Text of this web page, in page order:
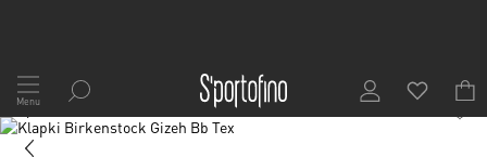
Przejdź
do
treści
Menu
Skip
1/7
Skip